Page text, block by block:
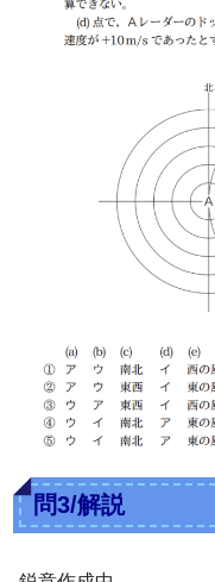
問3/解説